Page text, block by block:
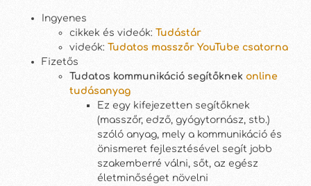
Ingyenes
cikkek és videók: Tudástár
videók: Tudatos masszőr YouTube csatorna
Fizetős
Tudatos kommunikáció segítőknek online
tudásanyag
Ez egy kifejezetten segítőknek
(masszőr, edző, gyógytornász, stb.)
szóló anyag, mely a kommunikáció és
önismeret fejlesztésével segít jobb
szakemberré válni, sőt, az egész
életminőséget növelni